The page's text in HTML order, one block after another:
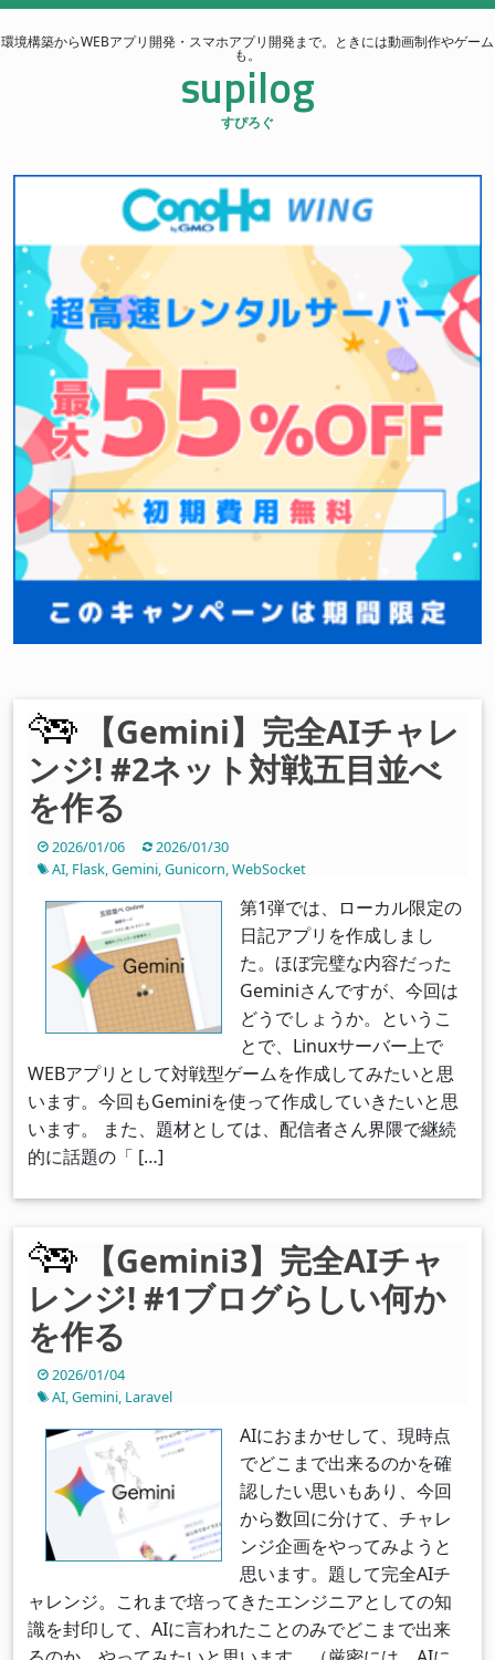
環境構築からWEBアプリ開発・スマホアプリ開発まで。ときには動画制作やゲーム
も。
supilog
すぴろぐ
【Gemini】完全AIチャレ
ンジ! #2ネット対戦五目並べ
を作る
2026/01/06
2026/01/30
AI Flask ,Gemini ,Gunicorn ,WebSocket
第1弾では、ローカル限定の
日記アプリを作成しまし
た。ほぼ完璧な内容だった
Geminiさんですが、今回は
どうでしょうか。というこ
とで、Linuxサーバー上で
WEBアプリとして対戦型ゲームを作成してみたいと思
います。今回もGeminiを使って作成していきたいと思
います。 また、題材としては、配信者さん界隈で継続
的に話題の「 […]
【Gemini3】完全AIチャ
レンジ! #1ブログらしい何か
を作る
2026/01/04
AI,Gemini, Laravel
AIにおまかせして、現時点
でどこまで出来るのかを確
認したい思いもあり、今回
から数回に分けて、チャレ
ンジ企画をやってみようと
思います。題して完全AIチ
ャレンジ。これまで培ってきたエンジニアとしての知
識を封印して、AIに言われたことのみでどこまで出来